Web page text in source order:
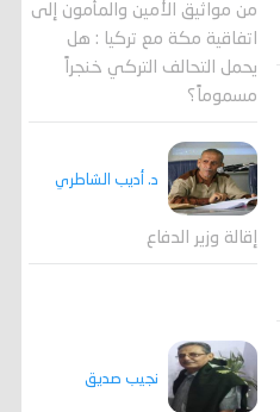
من مواثيق الأمين والمأمون إلى
اتفاقية مكة مع تركيا : هل
يحمل التحالف التركي خنجراً
مسموماً؟
د. أديب الشاطري
إقالة وزير الدفاع
نجيب صديق